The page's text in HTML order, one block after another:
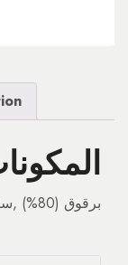
برقوق (80%) ,سكر البنجر ,عصير الليمون